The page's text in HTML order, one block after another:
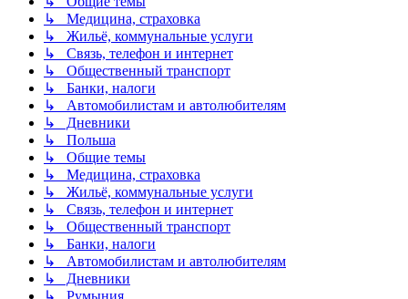
↳ Медицина, страховка
↳ Жильё, коммунальные услуги
↳ Связь, телефон и интернет
↳ Общественный транспорт
↳ Банки, налоги
↳ Автомобилистам и автолюбителям
↳ Дневники
↳ Польша
↳ Общие темы
↳ Медицина, страховка
↳ Жильё, коммунальные услуги
↳ Связь, телефон и интернет
↳ Общественный транспорт
↳ Банки, налоги
↳ Автомобилистам и автолюбителям
↳ Дневники
↳ Румыния